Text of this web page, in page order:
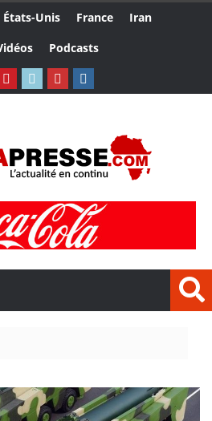
États-Unis France
Iran
Podcasts